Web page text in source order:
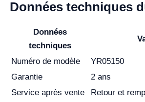
Données techniques
Données
techniques
Numéro de modèle
YR05150
Garantie
2 ans
Service après vente
Retour et